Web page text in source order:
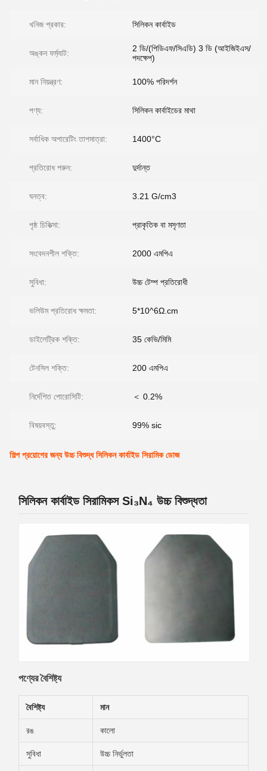
খনিজ প্রকার: সিলিকন কার্বাইড
অঙ্কন ফর্ম্যাট:
2 ডি/(পিডিএফ/সিএডি) 3 ডি (আইজিইএস/
পদক্ষেপ)
মান নিয়ন্ত্রণ: 100% পরিদর্শন
পণ্য: সিলিকন কার্বাইডের মাথা
সর্বাধিক অপারেটিং তাপমাত্রা: 1400°C
প্রতিরোধ পরুন: দুর্দান্ত
ঘনত্ব: 3.21 G/cm3
পৃষ্ঠ চিকিত্সা: প্রাকৃতিক বা মসৃণতা
সংবেদনশীল শক্তি: 2000 এমপিএ
সুবিধা: উচ্চ টেম্প প্রতিরোধী
ভলিউম প্রতিরোধ ক্ষমতা: 5*10^6Ω.cm
ডাইলেট্রিক শক্তি: 35 কেভি/মিমি
টেনসিল শক্তি: 200 এমপিএ
নির্দেশিত পোরোসিটি: ＜ 0.2%
বিষয়বস্তু: 99% sic
শিল্প প্রয়োগের জন্য উচ্চ বিশুদ্ধ সিলিকন কার্বাইড সিরামিক ডোজ
সিলিকন কার্বাইড সিরামিকস Si₃N₄ উচ্চ বিশুদ্ধতা
পণ্যের বৈশিষ্ট্য
বৈশিষ্ট্য মান
রঙ কালো
সুবিধা উচ্চ নির্ভুলতা